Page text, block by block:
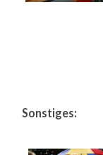
Sonstiges: